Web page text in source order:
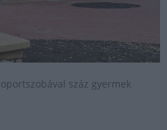
száz gyermek